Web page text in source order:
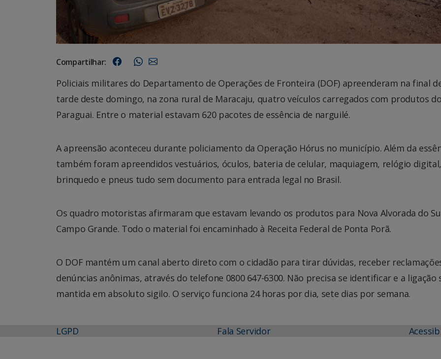
Compartilhar:
Policiais militares do Departamento de Operações de Fronteira (DOF) apreenderam na final
tarde deste domingo, na zona rural de Maracaju, quatro veículos carregados com produtos
Paraguai. Entre o material estavam 620 pacotes de essência de narguilé.
A apreensão aconteceu durante policiamento da Operação Hórus no município. Além da
também foram apreendidos vestuários, óculos, bateria de celular, maquiagem, relógio digital,
brinquedo e pneus tudo sem documento para entrada legal no Brasil.
Os quadro motoristas afirmaram que estavam levando os produtos para Nova Alvorada do
Campo Grande. Todo o material foi encaminhado à Receita Federal de Ponta Porã.
O DOF mantém um canal aberto direto com o cidadão para tirar dúvidas, receber
denúncias anônimas, através do telefone 0800 647-6300. Não precisa se identificar e a ligação
mantida em absoluto sigilo. O serviço funciona 24 horas por dia, sete dias por semana.
LGPD Fala Servidor